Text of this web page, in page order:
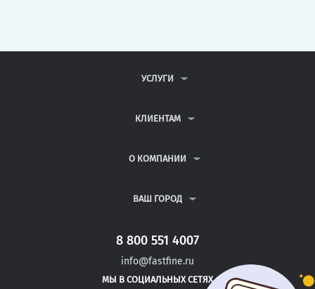
УСЛУГИ
ДИПЛОМНЫЕ РАБОТЫ
РЕФЕРАТЫ
КЛИЕНТАМ
ВОПРОСЫ И ОТВЕТЫ
ПОЛИТИКА КОНФИДЕНЦИАЛЬНОСТИ
О КОМПАНИИ
КОНТАКТЫ
ВАШ ГОРОД
САНКТ-ПЕТЕРБУРГ
ГОРЯЧИЙ КЛЮЧ
ТРЕХГОРНЫЙ
8 800 551 4007
info@fastfine.ru
МЫ В СОЦИАЛЬНЫХ СЕТЯХ